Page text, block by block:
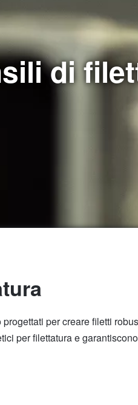
di
per creare filetti
per filettatura e